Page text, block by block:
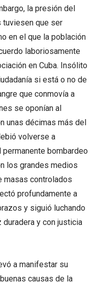
la presión del
tuviesen que ser
en el que la población
laboriosamente
en Cuba. Insólito
si está o no de
que conmovía a
se oponían al
unas décimas más del
volverse a
permanente bombardeo
los grandes medios
masas controlados
profundamente a
y siguió luchando
y con justicia
a manifestar su
causas de la